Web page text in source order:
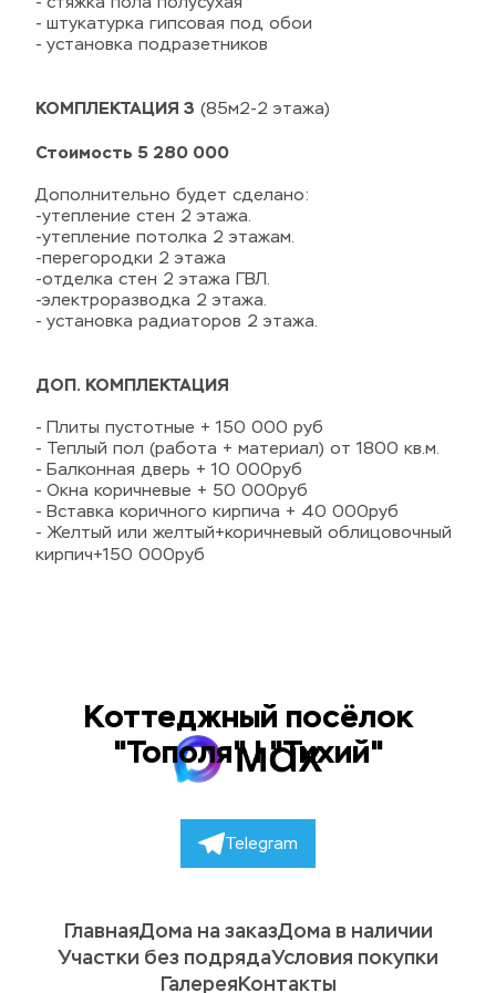
- штукатурка гипсовая под обои
- установка подразетников
КОМПЛЕКТАЦИЯ 3 (85м2-2 этажа)
Стоимость 5 280 000
Дополнительно будет сделано:
-утепление стен 2 этажа.
-утепление потолка 2 этажам.
-перегородки 2 этажа
-отделка стен 2 этажа ГВЛ.
-электроразводка 2 этажа.
- установка радиаторов 2 этажа.
ДОП. КОМПЛЕКТАЦИЯ
- Плиты пустотные + 150 000 руб
- Теплый пол (работа + материал) от 1800 кв.м.
- Балконная дверь + 10 000руб
- Окна коричневые + 50 000руб
- Вставка коричного кирпича + 40 000руб
- Желтый или желтый+коричневый облицовочный
кирпич+150 000руб
Коттеджный посёлок
"Тополя" | "Тихий"
Telegram
ГлавнаяДома на заказДома в наличии
Участки без подрядаУсловия покупки
ГалереяКонтакты